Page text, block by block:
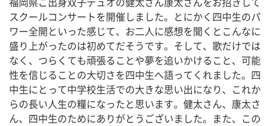
福岡県ご出身双子デュオの健太さん康太さんをお招きして
スクールコンサートを開催しました。とにかく四中生のパ
ワー全開といった感じて、お二人に感想を聞くとこんなに
盛り上がったのは初めてだそうです。そして、歌だけでは
なく、つらくても頑張ることや夢を追いかけること、可能
性を信じることの大切さを四中生へ語ってくれました。四
中生にとって中学校生活での大きな思い出になり、これか
らの長い人生の糧になったと思います。健太さん、康太さ
ん、四中生のためにありがとうございました。また、この